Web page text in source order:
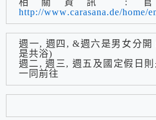
http://www.carasana.de/home/
週一, 週四, &週六是男女分開
是共浴)
週二, 週三, 週五及國定假日
一同前往